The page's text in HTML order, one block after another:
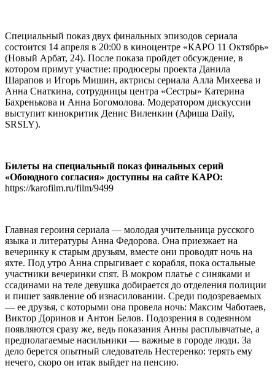
Специальный показ двух финальных эпизодов сериала
состоится 14 апреля в 20:00 в киноцентре «КАРО 11 Октябрь»
(Новый Арбат, 24). После показа пройдет обсуждение, в
котором примут участие: продюсеры проекта Данила
Шарапов и Игорь Мишин, актрисы сериала Алла Михеева и
Анна Снаткина, сотрудницы центра «Сестры» Катерина
Бахренькова и Анна Богомолова. Модератором дискуссии
выступит кинокритик Денис Виленкин (Афиша Daily,
SRSLY).
Билеты на специальный показ финальных серий
«Обоюдного согласия» доступны на сайте КАРО:
https://karofilm.ru/film/9499
Главная героиня сериала — молодая учительница русского
языка и литературы Анна Федорова. Она приезжает на
вечеринку к старым друзьям, вместе они проводят ночь на
яхте. Под утро Анна спрыгивает с корабля, пока остальные
участники вечеринки спят. В мокром платье с синяками и
ссадинами на теле девушка добирается до отделения полиции
и пишет заявление об изнасиловании. Среди подозреваемых
— ее друзья, с которыми она провела ночь: Максим Чаботаев,
Виктор Доринов и Антон Белов. Подозрения в содеянном
появляются сразу же, ведь показания Анны расплывчатые, а
предполагаемые насильники — важные в городе люди. За
дело берется опытный следователь Нестеренко: терять ему
нечего, скоро он итак выйдет на пенсию.